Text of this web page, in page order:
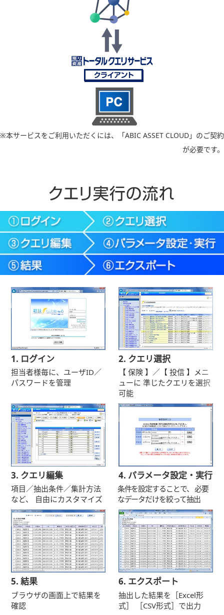
※本サービスをご利用いただくには、「ABIC ASSET CLOUD」のご契約
が必要です。
1. ログイン
担当者様毎に、ユーザID／
パスワードを管理
2. クエリ選択
【 保険 】／【 投信 】メニ
ューに 準じたクエリを選択
可能
3. クエリ編集
項目／抽出条件／集計方法
など、
自由にカスタマイズ
4. パラメータ設定・実行
条件を設定することで、 必要
なデータだけを絞って抽出
5. 結果
ブラウザの画面上で結果を
確認
6. エクスポート
抽出した結果を［Excel形
式］
［CSV形式］で出力